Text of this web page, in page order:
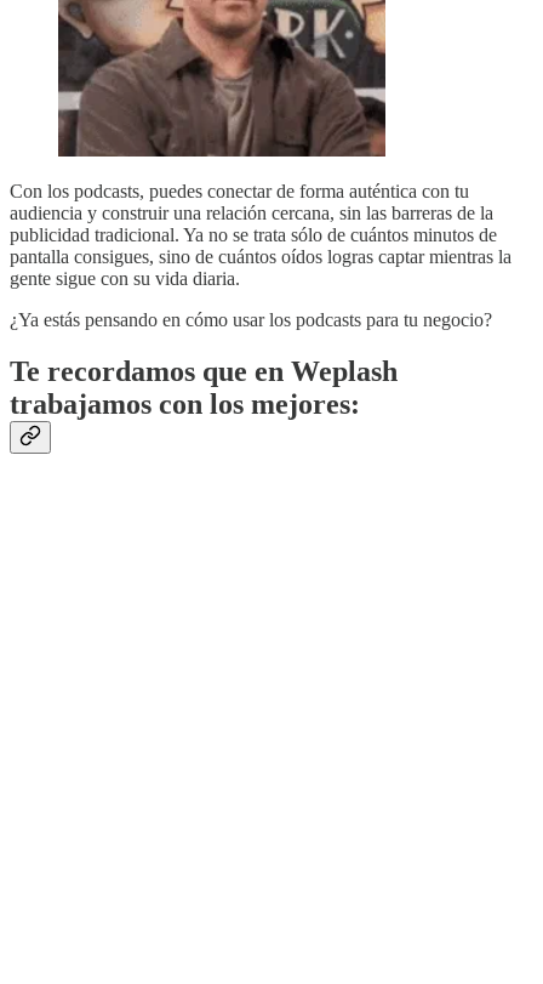
Con los podcasts, puedes conectar de forma auténtica con tu
audiencia y construir una relación cercana, sin las barreras de la
publicidad tradicional. Ya no se trata sólo de cuántos minutos de
pantalla consigues, sino de cuántos oídos logras captar mientras la
gente sigue con su vida diaria.
¿Ya estás pensando en cómo usar los podcasts para tu negocio?
Te recordamos que en Weplash
trabajamos con los mejores: